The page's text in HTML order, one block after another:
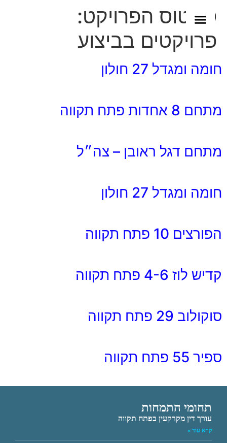
סטטוס הפרויקט:
פרויקטים בביצוע
חומה ומגדל 27 חולון
מתחם 8 אחדות פתח תקווה
מתחם דגל ראובן – צה״ל
חומה ומגדל 27 חולון
הפורצים 10 פתח תקווה
קדיש לוז 4-6 פתח תקווה
סוקולוב 29 פתח תקווה
ספיר 55 פתח תקווה
תחומי התמחות
עורך דין מקרקעין בפתח תקווה
קרא עוד »